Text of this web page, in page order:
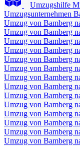
Umzugshilfe
Umzugsunternehmen
Umzug von Bamberg
Umzug von Bamberg
Umzug von Bamberg
Umzug von Bamberg
Umzug von Bamberg
Umzug von Bamberg
Umzug von Bamberg
Umzug von Bamberg
Umzug von Bamberg
Umzug von Bamberg
Umzug von Bamberg
Umzug von Bamberg
Umzug von Bamberg
Umzug von Bamberg